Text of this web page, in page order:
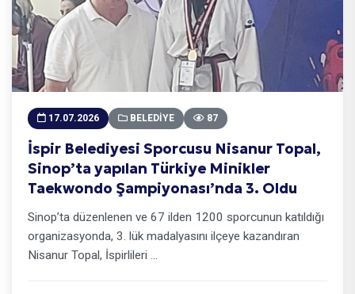
17.07.2026 BELEDIYE 87
İspir Belediyesi Sporcusu Nisanur Topal,
Sinop’ta yapılan Türkiye Minikler
Taekwondo Şampiyonası’nda 3. Oldu
Sinop’ta düzenlenen ve 67 ilden 1200 sporcunun katıldığı
organizasyonda, 3. lük madalyasını ilçeye kazandıran
Nisanur Topal, İspirlileri ...